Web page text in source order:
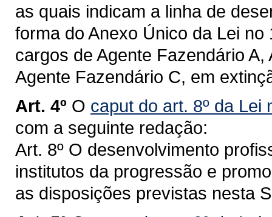
as quais indicam a linha de
forma do Anexo Único da Lei
cargos de Agente Fazendário
Agente Fazendário C, em
Art. 4º O caput do art. 8º da Lei
com a seguinte redação:
Art. 8º O desenvolvimento
institutos da progressão e
as disposições previstas nesta